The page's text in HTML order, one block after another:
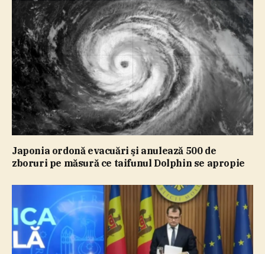
Japonia ordonă evacuări şi anulează 500 de
zboruri pe măsură ce taifunul Dolphin se apropie